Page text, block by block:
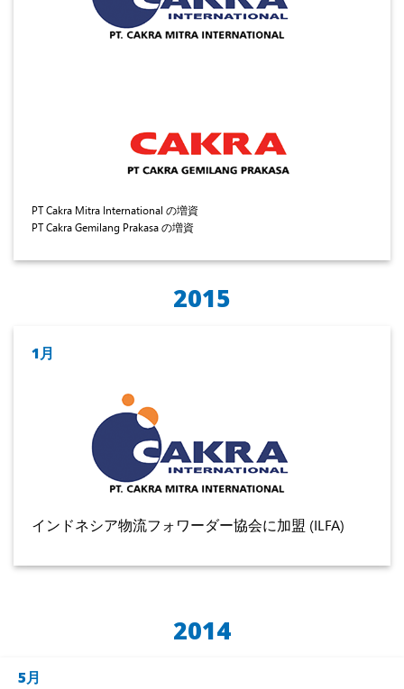
PT Cakra Mitra International の増資
PT Cakra Gemilang Prakasa の増資
1月
インドネシア物流フォワーダー協会に加盟 (ILFA)
2015
5月
2014